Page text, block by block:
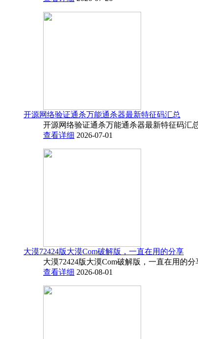
开源网络验证通杀万能通杀器最新特征码汇总
开源网络验证通杀万能通杀器最新特征码汇
查看详细 2026-07-01
大漠72424版大漠Com破解版，一直在用的分享
大漠72424版大漠Com破解版，一直在用的
查看详细 2026-08-01